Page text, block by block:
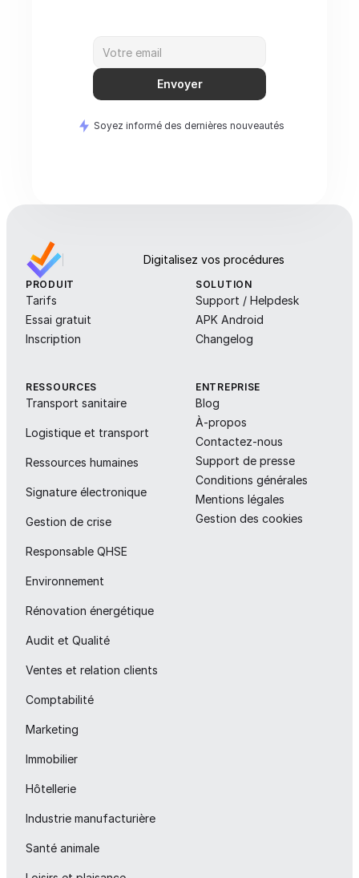
Envoyer
Soyez informé des dernières nouveautés
Digitalisez vos procédures
PRODUIT
Tarifs
Essai gratuit
Inscription
SOLUTION
Support / Helpdesk
APK Android
Changelog
RESSOURCES
Transport sanitaire
Logistique et transport
Ressources humaines
Signature électronique
Gestion de crise
Responsable QHSE
Environnement
Rénovation énergétique
Audit et Qualité
Ventes et relation clients
Comptabilité
Marketing
Immobilier
Hôtellerie
Industrie manufacturière
Santé animale
ENTREPRISE
Blog
À-propos
Contactez-nous
Support de presse
Conditions générales
Mentions légales
Gestion des cookies